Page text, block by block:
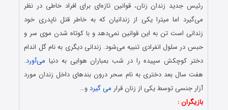
رئیس جدید زندان زنان، قوانین تازه‌ای برای افراد خاطی در نظر
می‌گیرد اما میترا یکی از زندانیان که به خاطر قتل ناپدری خود
زندانی است تن به این قوانین نمی‌دهد و با کوتاه شدن موی سر و
حبس در سلول انفرادی تنبیه می‌شود. زندانی دیگری به نام گل اندام
دختر کوچکش سپیده را در شب بمباران هوایی به دنیا می‌آورد.
هفت سال بعد دختری به نام سحر درون بندهای داخل زندان مورد
آزار جنسی توسط یکی از زنان قرار می گیردو…
بازیگران :